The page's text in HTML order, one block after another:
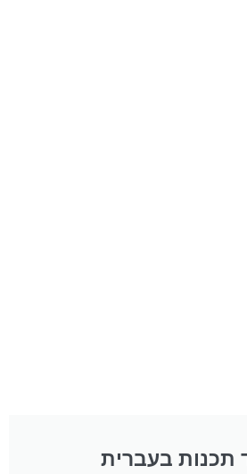
תכנות בעברית